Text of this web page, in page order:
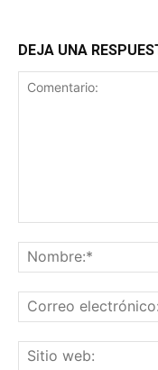
DEJA UNA